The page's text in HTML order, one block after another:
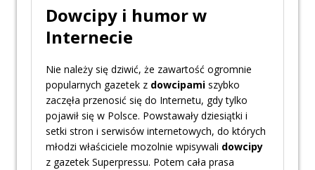
Dowcipy i humor w
Internecie
Nie należy się dziwić, że zawartość ogromnie
popularnych gazetek z dowcipami szybko
zaczęła przenosić się do Internetu, gdy tylko
pojawił się w Polsce. Powstawały dziesiątki i
setki stron i serwisów internetowych, do których
młodzi właściciele mozolnie wpisywali dowcipy
z gazetek Superpressu. Potem cała prasa